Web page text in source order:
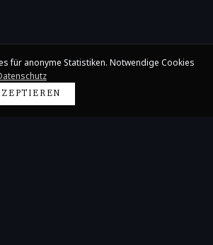
für anonyme Statistiken. Notwendige Cookies